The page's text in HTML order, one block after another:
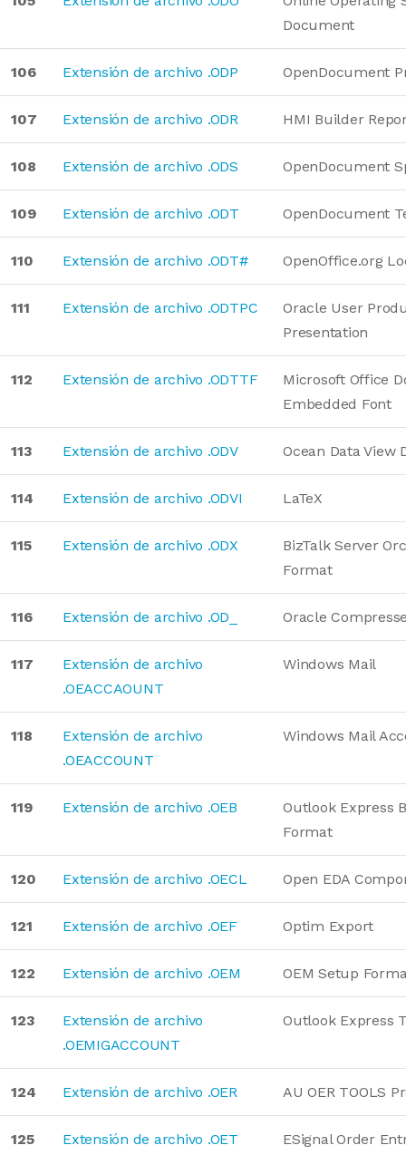
Document
106 Extensión de archivo .ODP OpenDocument
107 Extensión de archivo .ODR HMI Builder
108 Extensión de archivo .ODS OpenDocument
109 Extensión de archivo .ODT OpenDocument
110 Extensión de archivo .ODT# OpenOffice.org
111 Extensión de archivo .ODTPC
Oracle User
Presentation
112 Extensión de archivo .ODTTF
Microsoft Office
Embedded Font
113 Extensión de archivo .ODV Ocean Data View
114 Extensión de archivo .ODVI LaTeX
115 Extensión de archivo .ODX
BizTalk Server
Format
116 Extensión de archivo .OD_ Oracle
117
Extensión de archivo
.OEACCAOUNT
Windows Mail
118
Extensión de archivo
.OEACCOUNT
Windows Mail
119 Extensión de archivo .OEB
Outlook Express
Format
120 Extensión de archivo .OECL Open EDA
121 Extensión de archivo .OEF Optim Export
122 Extensión de archivo .OEM OEM Setup
123
Extensión de archivo
.OEMIGACCOUNT
Outlook Express
124 Extensión de archivo .OER AU OER TOOLS
125 Extensión de archivo .OET ESignal Order